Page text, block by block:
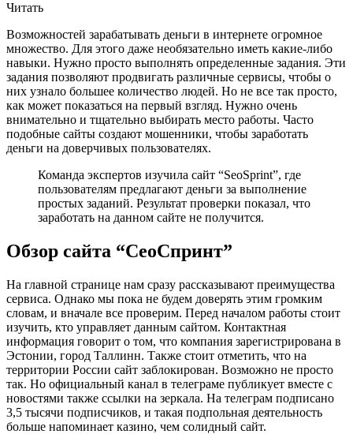
Читать
Возможностей зарабатывать деньги в интернете огромное
множество. Для этого даже необязательно иметь какие-либо
навыки. Нужно просто выполнять определенные задания. Эти
задания позволяют продвигать различные сервисы, чтобы о
них узнало большее количество людей. Но не все так просто,
как может показаться на первый взгляд. Нужно очень
внимательно и тщательно выбирать место работы. Часто
подобные сайты создают мошенники, чтобы заработать
деньги на доверчивых пользователях.
Команда экспертов изучила сайт “SeoSprint”, где
пользователям предлагают деньги за выполнение
простых заданий. Результат проверки показал, что
заработать на данном сайте не получится.
Обзор сайта “СеоСпринт”
На главной странице нам сразу рассказывают преимущества
сервиса. Однако мы пока не будем доверять этим громким
словам, и вначале все проверим. Перед началом работы стоит
изучить, кто управляет данным сайтом. Контактная
информация говорит о том, что компания зарегистрирована в
Эстонии, город Таллинн. Также стоит отметить, что на
территории России сайт заблокирован. Возможно не просто
так. Но официальный канал в телеграме публикует вместе с
новостями также ссылки на зеркала. На телеграм подписано
3,5 тысячи подписчиков, и такая подпольная деятельность
больше напоминает казино, чем солидный сайт.